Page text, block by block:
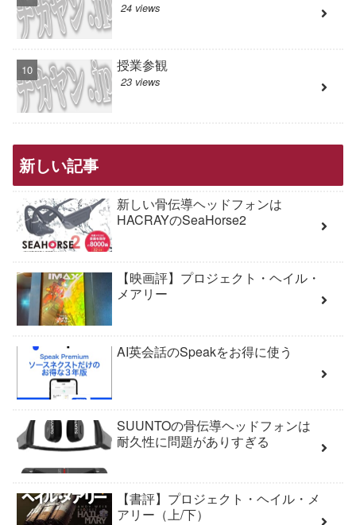
24 views
授業参観
23 views
新しい記事
新しい骨伝導ヘッドフォンは
HACRAYのSeaHorse2
【映画評】プロジェクト・ヘイル・
メアリー
AI英会話のSpeakをお得に使う
SUUNTOの骨伝導ヘッドフォンは
耐久性に問題がありすぎる
【書評】プロジェクト・ヘイル・メ
アリー（上/下）